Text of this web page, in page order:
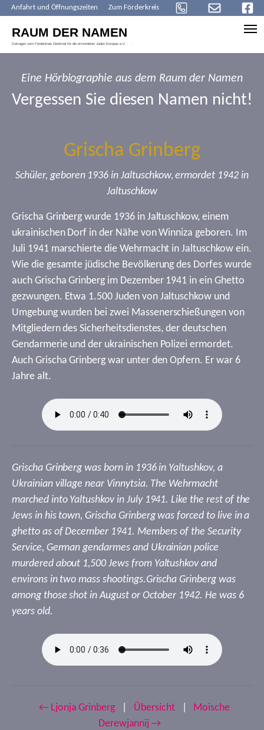
Anfahrt und Öffnungszeiten Zum Förderkreis
Eine Hörbiographie aus dem Raum der Namen
Vergessen Sie diesen Namen nicht!
Grischa Grinberg
Schüler, geboren 1936 in Jaltuschkow, ermordet 1942 in
Jaltuschkow
Grischa Grinberg wurde 1936 in Jaltuschkow, einem
ukrainischen Dorf in der Nähe von Winniza geboren. Im
Juli 1941 marschierte die Wehrmacht in Jaltuschkow ein.
Wie die gesamte jüdische Bevölkerung des Dorfes wurde
auch Grischa Grinberg im Dezember 1941 in ein Ghetto
gezwungen. Etwa 1.500 Juden von Jaltuschkow und
Umgebung wurden bei zwei Massenerschießungen von
Mitgliedern des Sicherheitsdienstes, der deutschen
Gendarmerie und der ukrainischen Polizei ermordet.
Auch Grischa Grinberg war unter den Opfern. Er war 6
Jahre alt.
Grischa Grinberg was born in 1936 in Yaltushkov, a
Ukrainian village near Vinnytsia. The Wehrmacht
marched into Yaltushkov in July 1941. Like the rest of the
Jews in his town, Grischa Grinberg was forced to live in a
ghetto as of December 1941. Members of the Security
Service, German gendarmes and Ukrainian police
murdered about 1,500 Jews from Yaltushkov and
environs in two mass shootings.Grischa Grinberg was
among those shot in August or October 1942. He was 6
years old.
← Ljonja Grinberg Übersicht
Moische
Derewjannij →